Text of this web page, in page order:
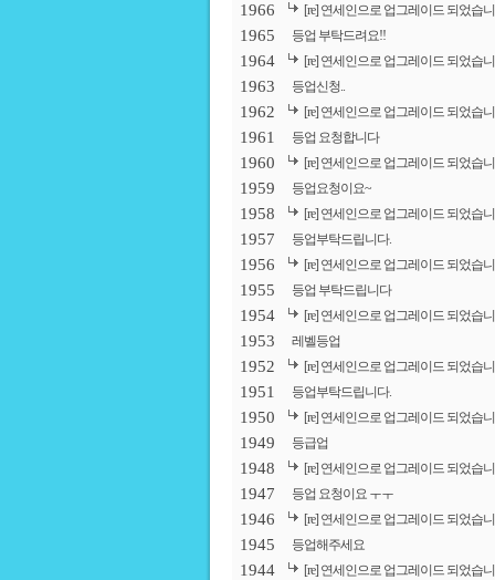
1966 [re] 연세인으로 업그레이드 되었습
1965 등업 부탁드려요!!
1964 [re] 연세인으로 업그레이드 되었습
1963 등업신청..
1962 [re] 연세인으로 업그레이드 되었습
1961 등업 요청합니다
1960 [re] 연세인으로 업그레이드 되었습
1959 등업요청이요~
1958 [re] 연세인으로 업그레이드 되었습
1957 등업부탁드립니다.
1956 [re] 연세인으로 업그레이드 되었습
1955 등업 부탁드립니다
1954 [re] 연세인으로 업그레이드 되었습
1953 레벨등업
1952 [re] 연세인으로 업그레이드 되었습
1951 등업부탁드립니다.
1950 [re] 연세인으로 업그레이드 되었습
1949 등급업
1948 [re] 연세인으로 업그레이드 되었습
1947 등업 요청이요 ㅜㅜ
1946 [re] 연세인으로 업그레이드 되었습
1945 등업해주세요
1944 [re] 연세인으로 업그레이드 되었습